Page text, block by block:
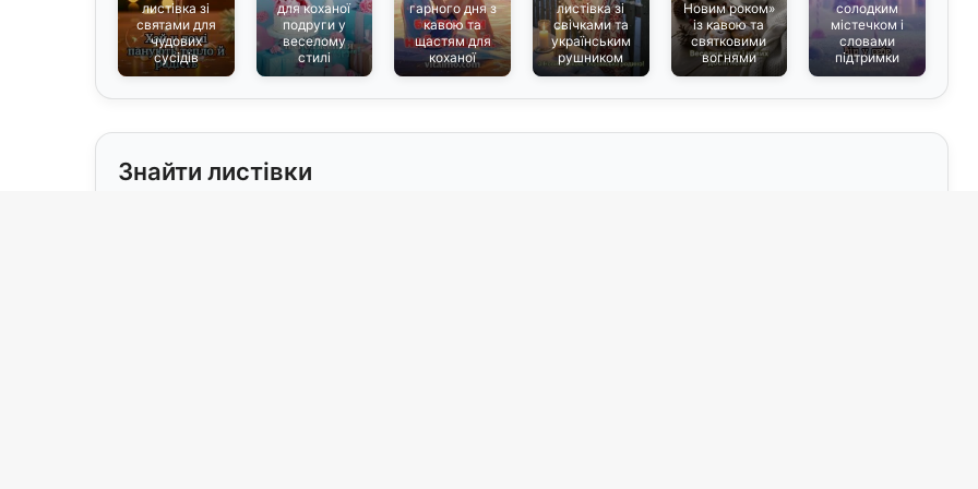
листівка зі
святами для
чудових
сусідів
для коханої
подруги у
веселому
стилі
гарного дня з
кавою та
щастям для
коханої
листівка зі
свічками та
українським
рушником
Новим роком»
із кавою та
святковими
вогнями
солодким
містечком і
словами
підтримки
Знайти листівки